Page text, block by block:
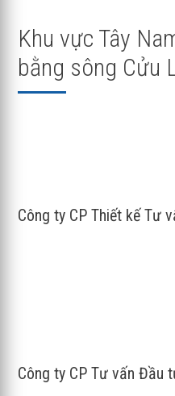
Khu vực Tây
bằng sông Cửu
Công ty CP Thiết kế Tư
Công ty CP Tư vấn Đầu